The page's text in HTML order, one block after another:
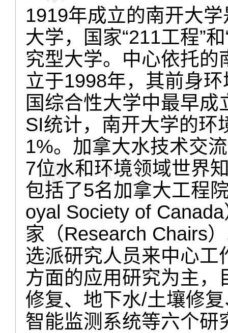
1919年成立的南开大
大学，国家“211工程”和
究型大学。中心依托
立于1998年， 其前身
国综合性大学中最早
SI统计，南开大学的环
1%。 加拿大水技术交
7位水和环境领域世界
包括了5名加拿大工程
oyal Society of Canada
家（Research Chairs
选派研究人员来中心
方面的应用研究为主，
修复、地下水/土壤修
智能监测系统等六个研